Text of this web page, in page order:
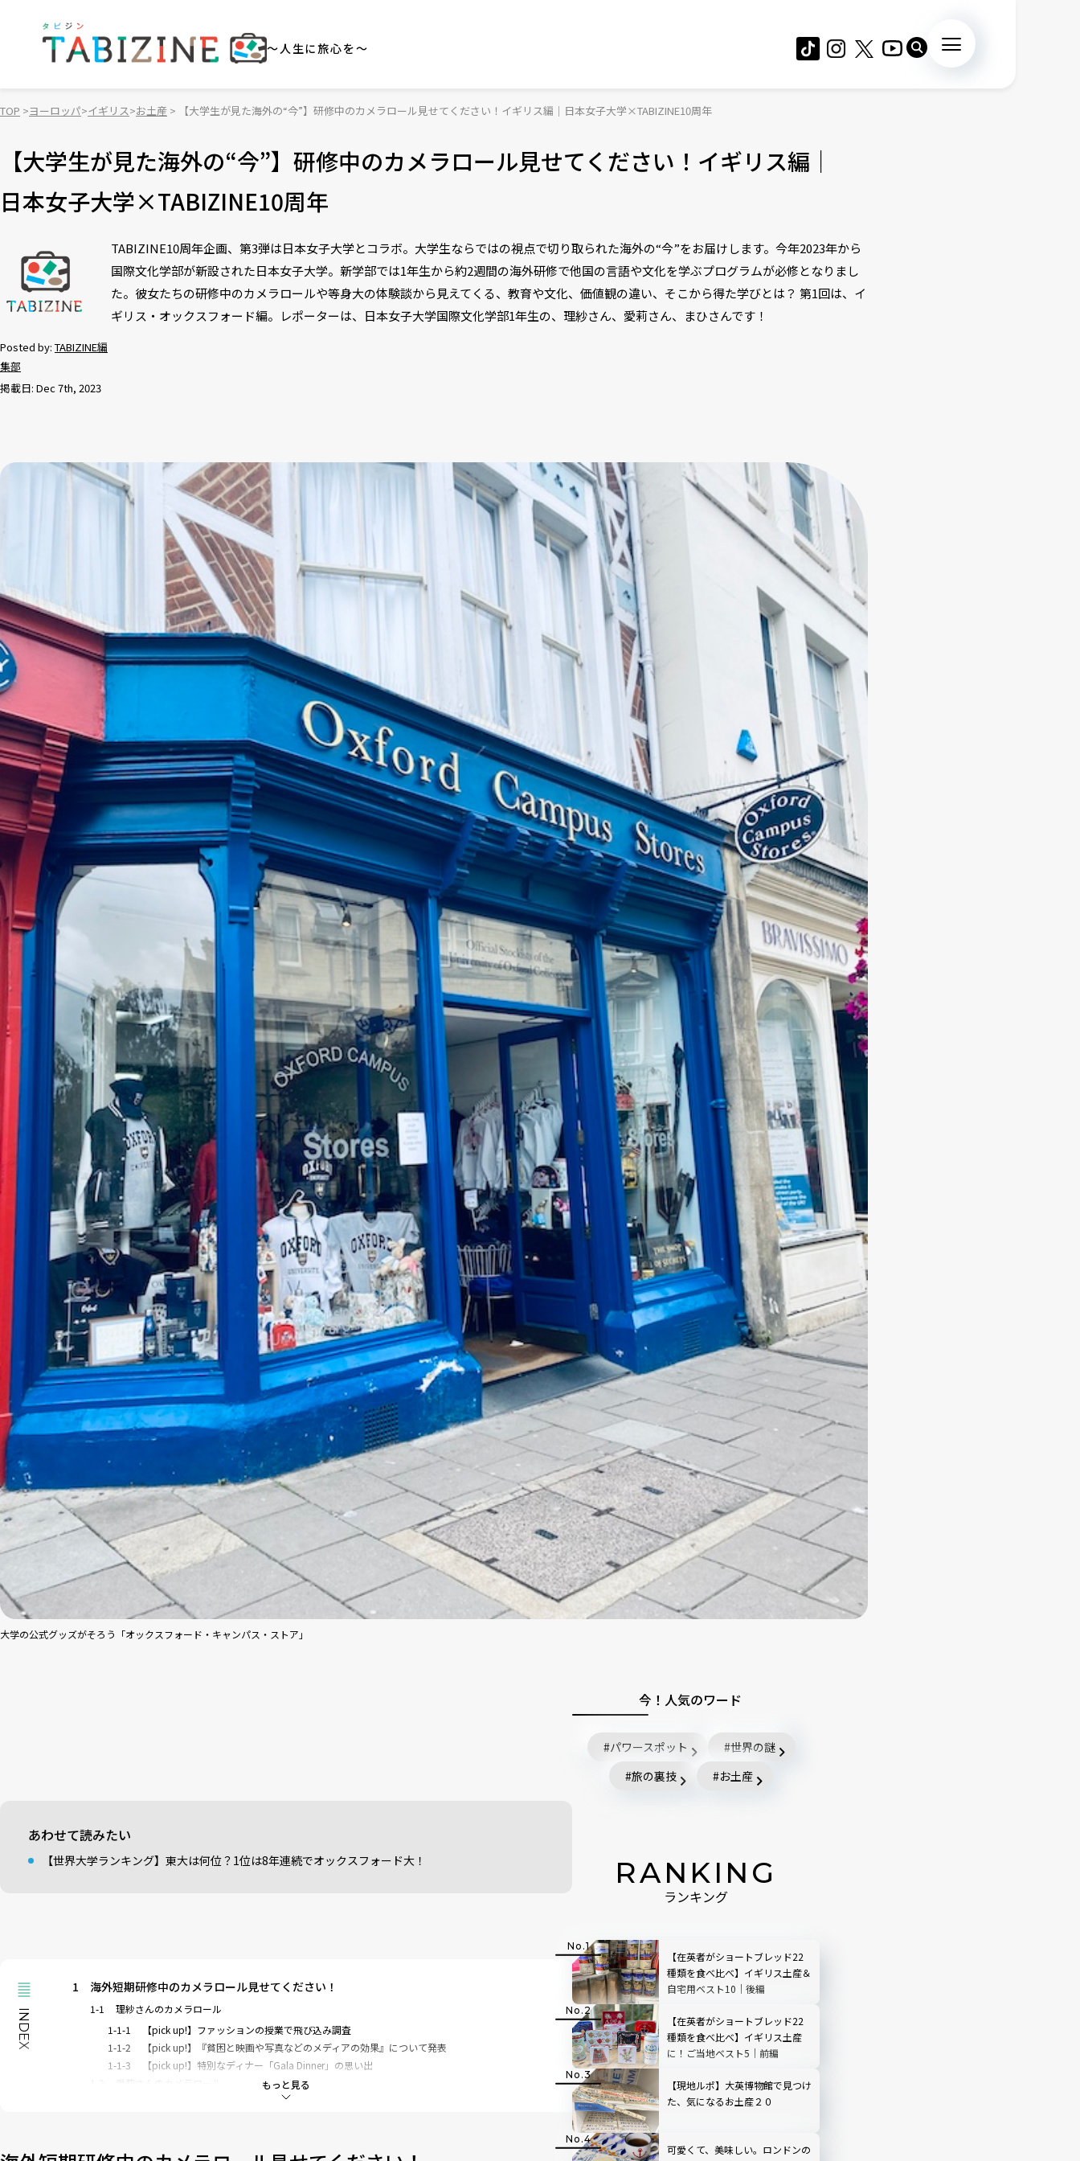
～人生に旅心を～
TOP ヨーロッパ イギリス お土産 【大学生が見た海外の“今”】研修中のカメラロール見せてください！イギリス編｜日本女子大学×TABIZINE10周年
【大学生が見た海外の“今”】研修中のカメラロール見せてください！イギリス編｜
日本女子大学×TABIZINE10周年
Posted by: TABIZINE編
集部
掲載日: Dec 7th, 2023
TABIZINE10周年企画、第3弾は日本女子大学とコラボ。大学生ならではの視点で切り取られた海外の“今”をお届けします。今年2023年から
国際文化学部が新設された日本女子大学。新学部では1年生から約2週間の海外研修で他国の言語や文化を学ぶプログラムが必修となりまし
た。彼女たちの研修中のカメラロールや等身大の体験談から見えてくる、教育や文化、価値観の違い、そこから得た学びとは？ 第1回は、イ
ギリス・オックスフォード編。レポーターは、日本女子大学国際文化学部1年生の、理紗さん、愛莉さん、まひさんです！
大学の公式グッズがそろう「オックスフォード・キャンパス・ストア」
あわせて読みたい
【世界大学ランキング】東大は何位？1位は8年連続でオックスフォード大！
もっと見る
INDEX
1 海外短期研修中のカメラロール見せてください！
1-1
理紗さんのカメラロール
1-1-1
【pick up!】ファッションの授業で飛び込み調査
1-1-2
【pick up!】『貧困と映画や写真などのメディアの効果』について発表
1-1-3
【pick up!】特別なディナー「Gala Dinner」の思い出
【pick up!】無料で楽しめる、間近で観る「ゴッホの向日葵」
今！人気のワード
パワースポット
世界の謎
旅の裏技
お土産
RANKING
ランキング
【在英者がショートブレッド22
種類を食べ比べ】イギリス土産＆
自宅用ベスト10｜後編
【在英者がショートブレッド22
種類を食べ比べ】イギリス土産
に！ご当地ベスト5｜前編
【現地ルポ】大英博物館で見つけ
た、気になるお土産２０
可愛くて、美味しい。ロンドンの